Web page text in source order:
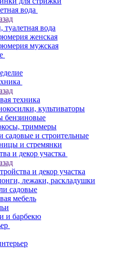
вода
туалетная вода
женская
мужская
техника
культиваторы
бензиновые
триммеры
садовые и строительные
и стремянки
и декор участка
и декор участка
лежаки, раскладушки
садовые
мебель
и барбекю